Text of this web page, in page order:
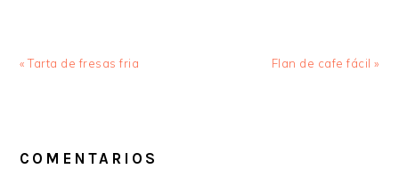
Entrada
« Tarta de fresas fria
Siguiente
Flan de cafe fácil »
CON
COMENTARIOS